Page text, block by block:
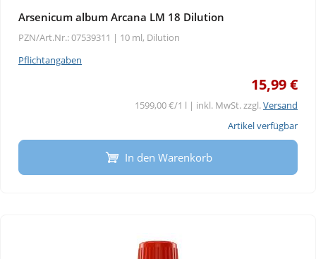
Arsenicum album Arcana LM 18 Dilution
PZN/Art.Nr.: 07539311 | 10 ml, Dilution
Pflichtangaben
15,99 €
1599,00 €/1 l | inkl. MwSt. zzgl.Versand
Artikel verfügbar
In den Warenkorb